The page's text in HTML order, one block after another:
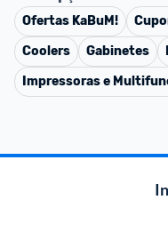
Ofertas KaBuM!
Coolers
Gabinetes
Impressoras e